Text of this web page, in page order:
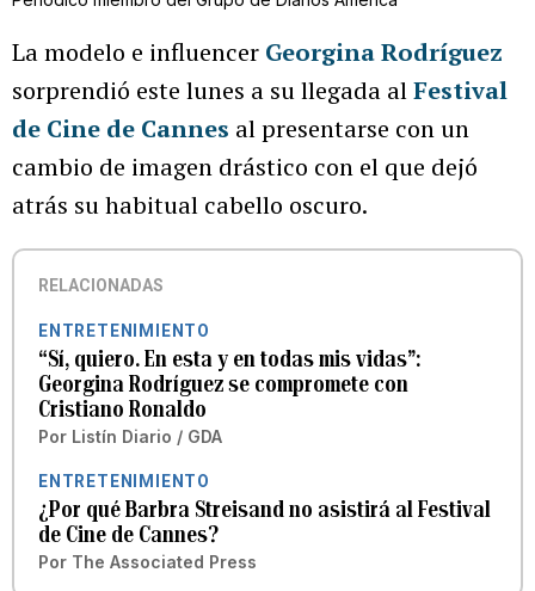
La modelo e influencer Georgina Rodríguez
sorprendió este lunes a su llegada alFestival
de Cine de Cannes al presentarse con un
cambio de imagen drástico con el que dejó
atrás su habitual cabello oscuro.
RELACIONADAS
ENTRETENIMIENTO
“Sí, quiero. En esta y en todas mis vidas”:
Georgina Rodríguez se compromete con
Cristiano Ronaldo
Por Listín Diario / GDA
ENTRETENIMIENTO
¿Por qué Barbra Streisand no asistirá al Festival
de Cine de Cannes?
Por The Associated Press